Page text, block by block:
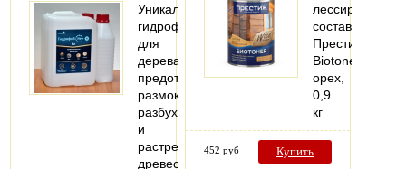
Уникальный
гидрофобизатор
для
дерева,
предотвращает
размокание,
разбухание
и
растрескивание
древесины.
лессирующий
состав
Престиж
Biotoner,
орех,
0,9
кг
452 руб Купить